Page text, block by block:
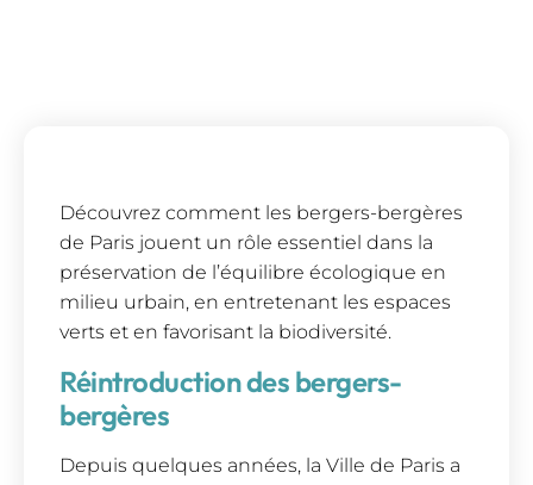
Découvrez comment les bergers-bergères
de Paris jouent un rôle essentiel dans la
préservation de l’équilibre écologique en
milieu urbain, en entretenant les espaces
verts et en favorisant la biodiversité.
Réintroduction des bergers-
bergères
Depuis quelques années, la Ville de Paris a